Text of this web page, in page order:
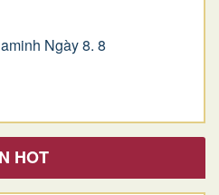
Ngày 8. 8
HOT